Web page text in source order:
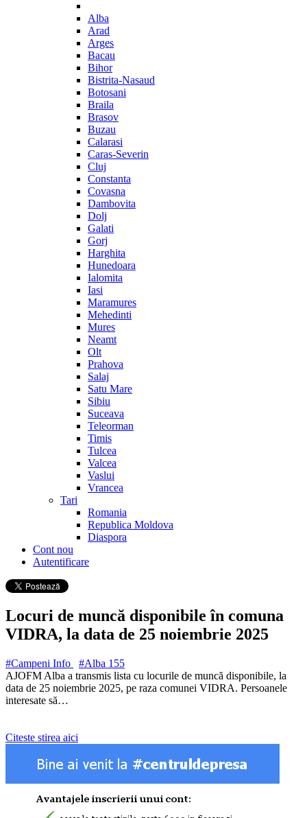
Alba
Arad
Arges
Bacau
Bihor
Bistrita-Nasaud
Botosani
Braila
Brasov
Buzau
Calarasi
Caras-Severin
Cluj
Constanta
Covasna
Dambovita
Dolj
Galati
Gorj
Harghita
Hunedoara
Ialomita
Iasi
Maramures
Mehedinti
Mures
Neamt
Olt
Prahova
Salaj
Satu Mare
Sibiu
Suceava
Teleorman
Timis
Tulcea
Valcea
Vaslui
Vrancea
Tari
Romania
Republica Moldova
Diaspora
Cont nou
Autentificare
Locuri de muncă disponibile în comuna
VIDRA, la data de 25 noiembrie 2025
#Campeni Info #Alba 155
AJOFM Alba a transmis lista cu locurile de muncă disponibile, la
data de 25 noiembrie 2025, pe raza comunei VIDRA. Persoanele
interesate să…
Citeste stirea aici